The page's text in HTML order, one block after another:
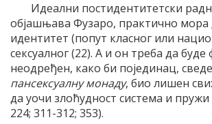
Идеални постидентитетски
објашњава Фузаро, практично мора
идентитет (попут класног или
сексуалног (22). А и он треба да буде
неодређен, како би појединац,
пансексуалну монаду, био лишен
да уочи злоћудност система и
224; 311-312; 353).